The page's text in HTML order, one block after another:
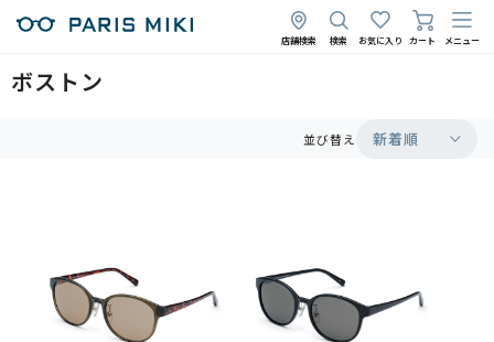
店舗検索 検索 お気に入り カート メニュー
ボストン
並び替え 新着順